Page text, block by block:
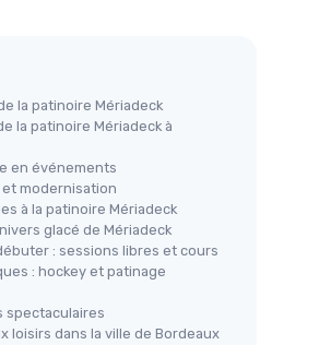
la patinoire Mériadeck
la patinoire Mériadeck à
en événements
modernisation
à la patinoire Mériadeck
glacé de Mériadeck
: sessions libres et cours
: hockey et patinage
spectaculaires
loisirs dans la ville de Bordeaux